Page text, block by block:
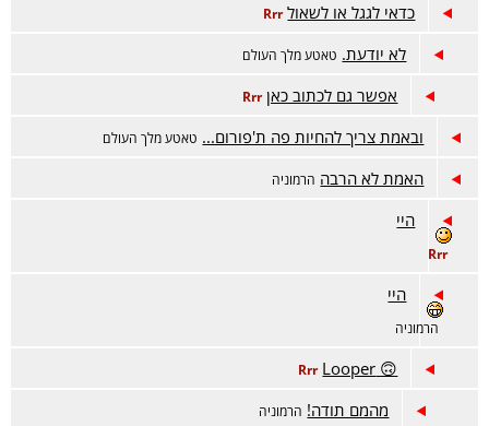
כדאי לגגל או לשאול Rrr
לא יודעת. טאטע מלך העולם
אפשר גם לכתוב כאן Rrr
ובאמת צריך להחיות פה ת'פורום... טאטע מלך העולם
האמת לא הרבה הרמוניה
היי
Rrr
היי
הרמוניה
🙃 Looper
Rrr
מהמם תודה! הרמוניה